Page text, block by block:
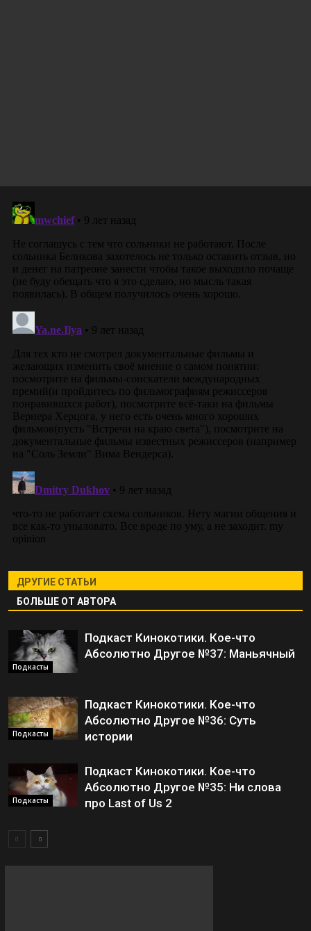
ДРУГИЕ СТАТЬИ
БОЛЬШЕ ОТ АВТОРА
Подкасты
Подкаст Кинокотики. Кое-что
Абсолютно Другое №37: Маньячный
Подкасты
Подкаст Кинокотики. Кое-что
Абсолютно Другое №36: Суть
истории
Подкасты
Подкаст Кинокотики. Кое-что
Абсолютно Другое №35: Ни слова
про Last of Us 2